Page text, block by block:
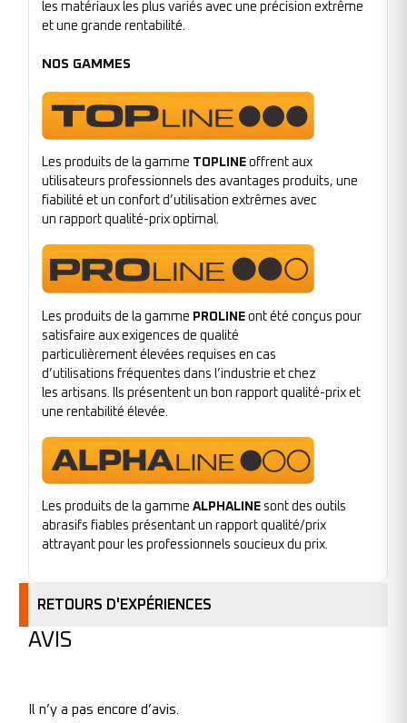
les matériaux les plus variés avec une précision extrême
et une grande rentabilité.
NOS GAMMES
Les produits de la gamme TOPLINE offrent aux
utilisateurs professionnels des avantages produits, une
fiabilité et un confort d’utilisation extrêmes avec
un rapport qualité-prix optimal.
Les produits de la gamme PROLINE ont été conçus pour
satisfaire aux exigences de qualité
particulièrement élevées requises en cas
d’utilisations fréquentes dans l’industrie et chez
les artisans. Ils présentent un bon rapport qualité-prix et
une rentabilité élevée.
Les produits de la gamme ALPHALINE sont des outils
abrasifs fiables présentant un rapport qualité/prix
attrayant pour les professionnels soucieux du prix.
RETOURS D'EXPÉRIENCES
AVIS
Il n’y a pas encore d’avis.